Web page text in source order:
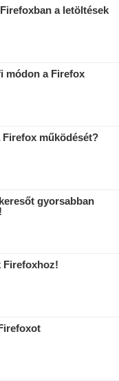
a letöltések
módon a Firefox
működését?
gyorsabban
Firefoxhoz!